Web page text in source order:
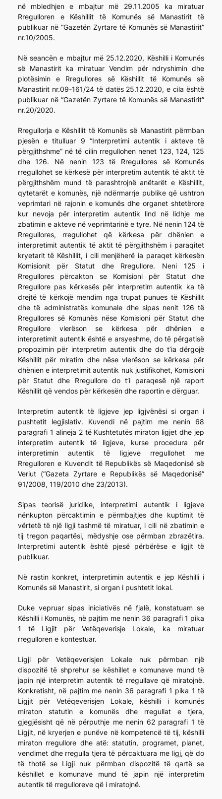
në mbledhjen e mbajtur më 29.11.2005 ka miratuar
Rregulloren e Këshillit të Komunës së Manastirit të
publikuar në “Gazetën Zyrtare të Komunës së Manastirit”
nr.10/2005.
Në seancën e mbajtur më 25.12.2020, Këshilli i Komunës
së Manastirit ka miratuar Vendim për ndryshimin dhe
plotësimin e Rregullores së Këshillit të Komunës së
Manastirit nr.09-161/24 të datës 25.12.2020, e cila është
publikuar në “Gazetën Zyrtare të Komunës së Manastirit”
nr.20/2020.
Rregullorja e Këshillit të Komunës së Manastirit përmban
pjesën e titulluar 9 “Interpretimi autentik i akteve të
përgjithshme” në të cilin rregullohen nenet 123, 124, 125
dhe 126. Në nenin 123 të Rregullores së Komunës
rregullohet se kërkesë për interpretim autentik të aktit të
përgjithshëm mund të parashtrojnë anëtarët e Këshillit,
qytetarët e komunës, një ndërmarrje publike që ushtron
veprimtari në rajonin e komunës dhe organet shtetërore
kur nevoja për interpretim autentik lind në lidhje me
zbatimin e akteve në veprimtarinë e tyre. Në nenin 124 të
Rregullores, rregullohet që kërkesa për dhënien e
interpretimit autentik të aktit të përgjithshëm i paraqitet
kryetarit të Këshillit, i cili menjëherë ia paraqet kërkesën
Komisionit për Statut dhe Rregullore. Neni 125 i
Rregullores përcakton se Komisioni për Statut dhe
Rregullore pas kërkesës për interpretim autentik ka të
drejtë të kërkojë mendim nga trupat punues të Këshillit
dhe të administratës komunale dhe sipas nenit 126 të
Rregullores së Komunës nëse Komisioni për Statut dhe
Rregullore vlerëson se kërkesa për dhënien e
interpretimit autentik është e arsyeshme, do të përgatisë
propozimin për interpretim autentik dhe do t’ia dërgojë
Këshillit për miratim dhe nëse vlerëson se kërkesa për
dhënien e interpretimit autentik nuk justifikohet, Komisioni
për Statut dhe Rregullore do t’i paraqesë një raport
Këshillit që vendos për kërkesën dhe raportin e dërguar.
Interpretim autentik të ligjeve jep ligjvënësi si organ i
pushtetit legjislativ. Kuvendi në pajtim me nenin 68
paragrafi 1 alineja 2 të Kushtetutës miraton ligjet dhe jep
interpretim autentik të ligjeve, kurse procedura për
interpretimin autentik të ligjeve rregullohet me
Rregulloren e Kuvendit të Republikës së Maqedonisë së
Veriut (“Gazeta Zyrtare e Republikës së Maqedonisë”
91/2008, 119/2010 dhe 23/2013).
Sipas teorisë juridike, interpretimi autentik i ligjeve
nënkupton përcaktimin e përmbajtjes dhe kuptimit të
vërtetë të një ligji tashmë të miratuar, i cili në zbatimin e
tij tregon paqartësi, mëdyshje ose përmban zbrazëtira.
Interpretimi autentik është pjesë përbërëse e ligjit të
publikuar.
Në rastin konkret, interpretimin autentik e jep Këshilli i
Komunës së Manastirit, si organ i pushtetit lokal.
Duke vepruar sipas iniciativës në fjalë, konstatuam se
Këshilli i Komunës, në pajtim me nenin 36 paragrafi 1 pika
1 të Ligjit për Vetëqeverisje Lokale, ka miratuar
rregulloren e kontestuar.
Ligji për Vetëqeverisjen Lokale nuk përmban një
dispozitë të shprehur se këshillet e komunave mund të
japin një interpretim autentik të rregullave që miratojnë.
Konkretisht, në pajtim me nenin 36 paragrafi 1 pika 1 të
Ligjit për Vetëqeverisjen Lokale, këshilli i komunës
miraton statutin e komunës dhe rregullat e tjera,
gjegjësisht që në përputhje me nenin 62 paragrafi 1 të
Ligjit, në kryerjen e punëve në kompetencë të tij, këshilli
miraton rregullore dhe atë: statutin, programet, planet,
vendimet dhe rregulla tjera të përcaktuara me ligj, që do
të thotë se Ligji nuk përmban dispozitë të qartë se
këshillet e komunave mund të japin një interpretim
autentik të rregulloreve që i miratojnë.